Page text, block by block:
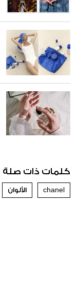
كلمات ذات صلة
chanel الألوان